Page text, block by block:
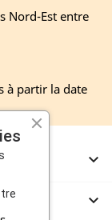
Nord-Est entre
à partir la date

